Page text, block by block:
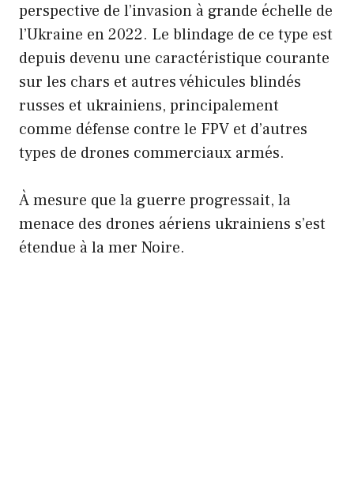
perspective de l’invasion à grande échelle de
l’Ukraine en 2022. Le blindage de ce type est
depuis devenu une caractéristique courante
sur les chars et autres véhicules blindés
russes et ukrainiens, principalement
comme défense contre le FPV et d’autres
types de drones commerciaux armés.
À mesure que la guerre progressait, la
menace des drones aériens ukrainiens s’est
étendue à la mer Noire.